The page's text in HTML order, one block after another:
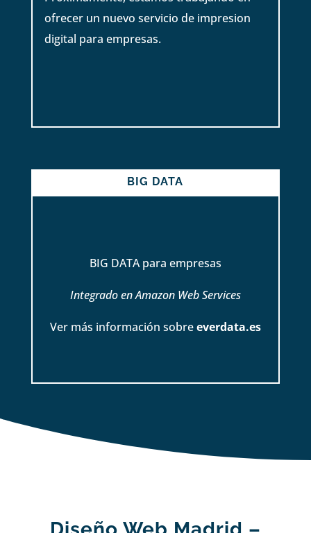
ofrecer un nuevo servicio de impresion
digital para empresas.
BIG DATA
BIG DATA para empresas
Integrado en Amazon Web Services
Ver más información sobreeverdata.es